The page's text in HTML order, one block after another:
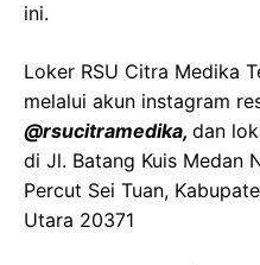
ini.
Loker RSU Citra Medika
melalui akun instagram
@rsucitramedika, dan
di Jl. Batang Kuis Medan
Percut Sei Tuan,
Utara 20371